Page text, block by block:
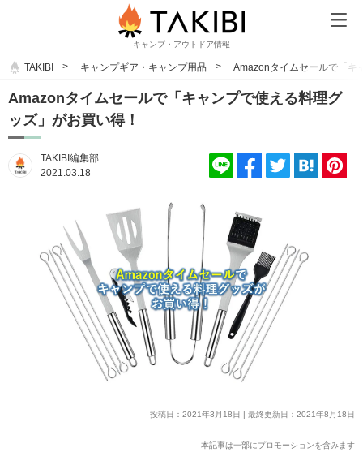
キャンプ・アウトドア情報
TAKIBI キャンプギア・キャンプ用品 Amazonタイムセールで「キ
Amazonタイムセールで「キャンプで使える料理グ
ッズ」がお買い得！
TAKIBI編集部
2021.03.18
投稿日：2021年3月18日 | 最終更新日：2021年8月18日
本記事は一部にプロモーションを含みます